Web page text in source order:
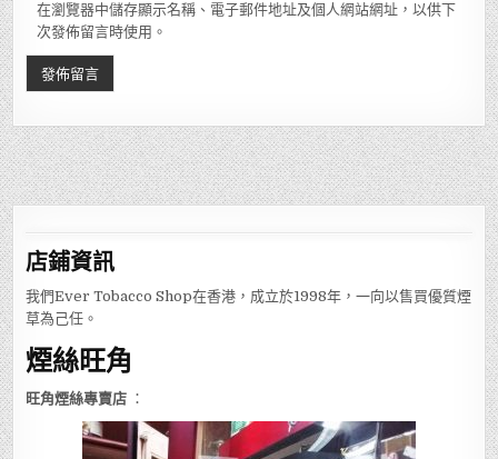
在瀏覽器中儲存顯示名稱、電子郵件地址及個人網站網址，以供下
次發佈留言時使用。
店鋪資訊
我們Ever Tobacco Shop在香港，成立於1998年，一向以售買優質煙
草為己任。
煙絲旺角
旺角煙絲專賣店 ：